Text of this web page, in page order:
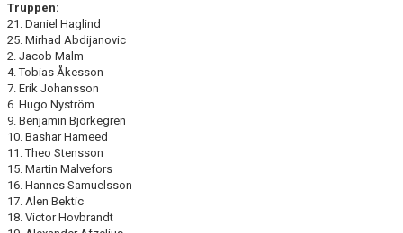
MATCHSTÄLL
KONTAKT
Truppen:
21. Daniel Haglind
25. Mirhad Abdijanovic
2. Jacob Malm
4. Tobias Åkesson
7. Erik Johansson
6. Hugo Nyström
9. Benjamin Björkegren
10. Bashar Hameed
11. Theo Stensson
15. Martin Malvefors
16. Hannes Samuelsson
17. Alen Bektic
18. Victor Hovbrandt